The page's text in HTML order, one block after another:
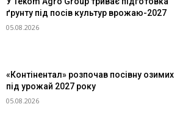
ґрунту під посів культур врожаю-2027
05.08.2026
«Контінентал» розпочав посівну озимих
під урожай 2027 року
05.08.2026